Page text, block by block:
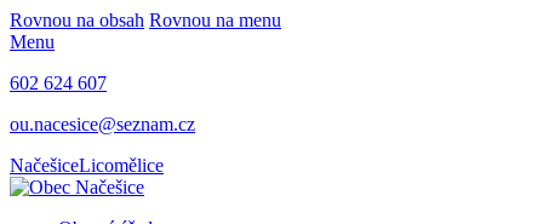
Rovnou na obsah Rovnou na menu
Menu
602 624 607
ou.nacesice@seznam.cz
NačešiceLicomělice